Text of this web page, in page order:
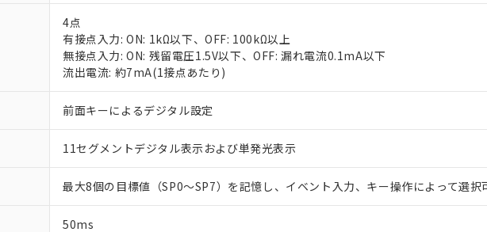
4点
有接点入力: ON: 1kΩ以下、OFF: 100kΩ以上
無接点入力: ON: 残留電圧1.5V以下、OFF: 漏れ電流0.1mA以下
流出電流: 約7mA(1接点あたり)
前面キーによるデジタル設定
11セグメントデジタル表示および単発光表示
最大8個の目標値（SP0～SP7）を記憶し、イベント入力、キー操作によって選択
50ms
ご利用条件
以下の条件をお読みいただき、同意のうえご利用ください。
本サービスは、当社制御機器事業取扱商品の当社在庫状況および標準価格(税抜)を
当社制御機器事業取扱商品の中には、本サービスの対象外となる商品もあること
※1 対応状況
対応済み：EU RoHS指令（10物質）の非含有に対応した製品が提供可能な商品です。
対応予定：EU RoHS指令（10物質）の非含有に対応した製品に切り替える予定のある商
対応予定なし：EU RoHS指令（10物質）の非含有に非対応の商品で、対応品を出す予
非該当品：ライセンス料など無形物で、有害物質有無と関係のない商品です。
仕入先様の事情により、非含有部品としていたものが、含有品と判明した場合などやむ
があります。
*EU RoHS指令（10物質）：
鉛(Pb) 1000ppm以下、 水銀(Hg) 1000ppm以下、 カドミウム(Cd) 100ppm以下、
六価クロム(Cr(Ⅵ)) 1000ppm以下、ポリ臭化ビフェニル類(PBB) 1000ppm以下、ポリ臭化ジフェニルエーテル類
フタル酸ビス(2-エチルヘキシル) (DEHP)(別名：DOP) 1000ppm以下、フタル酸ブチルベンジル（BBP）
※1 中国RoHS○×表
「×」：最大均質材料含有率が中国RoHSの基準値を超えていることを示します。
「－」：未確認です。当社販売部門へお問い合わせください。
*中国RoHS10物質の基準値 (GB/T26572)：
当社は、これら貴社製品のうち、外国為替および外国貿易法に定める商品（以下｢
う）を輸出または国外への提供する場合は、日本国政府の輸出許可(または役務取
などの必要な手続きをとります。
記
説明